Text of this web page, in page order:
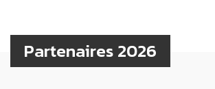
Partenaires 2026